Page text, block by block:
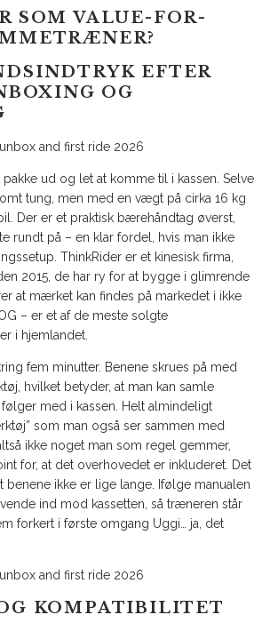
SOM VALUE-FOR-
EFTER
OG
pakke ud og let at komme til i kassen. Selve
tung, men med en vægt på cirka 16 kg
Der er et praktisk bærehåndtag øverst,
rundt på – en klar fordel, hvis man ikke
ThinkRider er et kinesisk firma,
2015, de har ry for at bygge i glimrende
at mærket kan findes på markedet i ikke
– er et af de meste solgte
i hjemlandet.
fem minutter. Benene skrues på med
hvilket betyder, at man kan samle
med i kassen. Helt almindeligt
som man også ser sammen med
ikke noget man som regel gemmer,
for, at det overhovedet er inkluderet. Det
ikke er lige lange. Ifølge manualen
ind mod kassetten, så træneren står
forkert i første omgang Uggi… ja, det
KOMPATIBILITET